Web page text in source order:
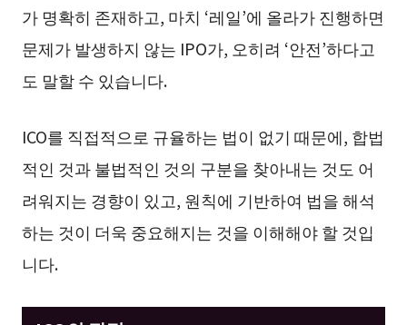
가 명확히 존재하고, 마치 ‘레일’에 올라가 진행하면
문제가 발생하지 않는 IPO가, 오히려 ‘안전’하다고
도 말할 수 있습니다.
ICO를 직접적으로 규율하는 법이 없기 때문에, 합법
적인 것과 불법적인 것의 구분을 찾아내는 것도 어
려워지는 경향이 있고, 원칙에 기반하여 법을 해석
하는 것이 더욱 중요해지는 것을 이해해야 할 것입
니다.